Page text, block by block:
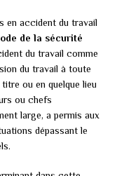
en accident du travail
de la sécurité
du travail comme
du travail à toute
ou en quelque lieu
ou chefs
large, a permis aux
dépassant le